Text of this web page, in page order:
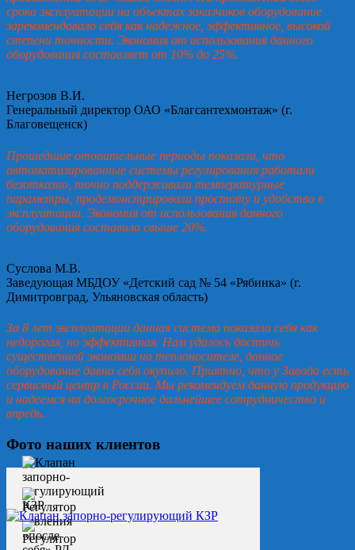
срока эксплуатации на объектах заказчиков оборудование
зарекомендовало себя как надежное, эффективное, высокой
степени точности. Экономия от использования данного
оборудования составляет от 10% до 25%.
Негрозов В.И.
Генеральный директор ОАО «Благсантехмонтаж» (г.
Благовещенск)
Прошедшие отопительные периоды показали, что
автоматизированные системы регулирования работали
безотказно, точно поддерживали температурные
параметры, продемонстрировали простоту и удобство в
эксплуатации. Экономия от использования данного
оборудования составила свыше 20%.
Суслова М.В.
Заведующая МБДОУ «Детский сад № 54 «Рябинка» (г.
Димитровград, Ульяновская область)
За 8 лет эксплуатации данная система показала себя как
недорогая, но эффективная. Нам удалось достичь
существенной экономии на теплоносителе, данное
оборудование давно себя окупило. Приятно, что у Завода есть
сервисный центр в России. Мы рекомендуем данную продукцию
и надеемся на долгосрочное дальнейшее сотрудничество и
впредь.
Фото наших клиентов